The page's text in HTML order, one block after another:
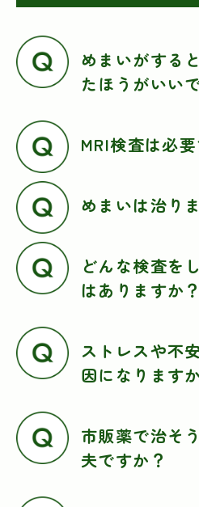
めまいがする
たほうがいい
MRI検査は必
めまいは治り
どんな検査を
はありますか？
ストレスや不
因になります
市販薬で治そ
夫ですか？